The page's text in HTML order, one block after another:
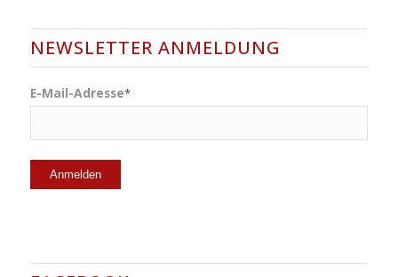
NEWSLETTER ANMELDUNG
E-Mail-Adresse*